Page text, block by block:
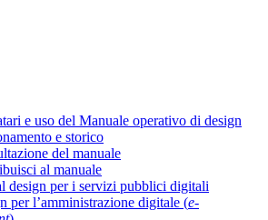
e uso del Manuale operativo di design
e storico
del manuale
al manuale
design per i servizi pubblici digitali
per l’amministrazione digitale (e-